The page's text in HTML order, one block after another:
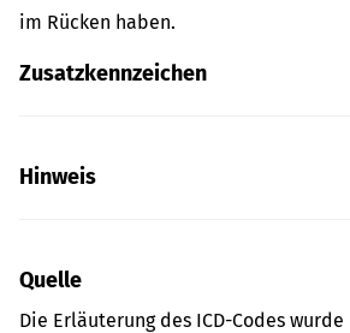
im Rücken haben.
Zusatzkennzeichen
Hinweis
Quelle
Die Erläuterung des ICD-Codes